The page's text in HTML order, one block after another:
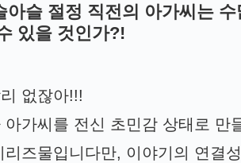
아슬 절정 직전의 아가씨는
있을 것인가?!
없잖아!!!
아가씨를 전신 초민감 상태로 만
리즈물입니다만, 이야기의 연결